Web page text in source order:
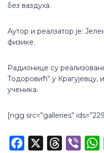
без ваздуха.
Аутор и реалзатор је:
физике.
Радионице су
Тодоровић“ у Крагујевцу,
ученика.
[ngg src=”galleries”
Facebook Threads
Viber